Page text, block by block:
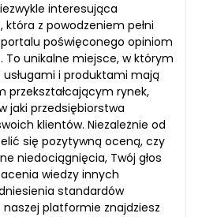
interesująca
z powodzeniem pełni
poświęconego opiniom
unikalne miejsce, w którym
i produktami mają
przekształcającym rynek,
jaki przedsiębiorstwa
klientów. Niezależnie od
się pozytywną oceną, czy
niedociągnięcia, Twój głos
wiedzy innych
standardów
naszej platformie znajdziesz